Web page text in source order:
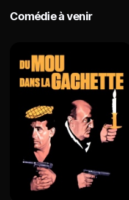
Comédie à venir